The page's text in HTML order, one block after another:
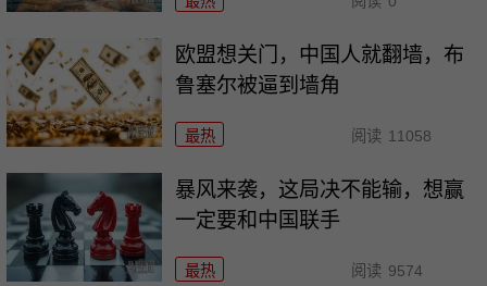
欧盟想关门，中国人就翻墙，布
鲁塞尔被逼到墙角
最热 阅读 11058
暴风来袭，这局决不能输，想赢
一定要和中国联手
最热 阅读 9574